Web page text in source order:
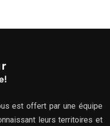
est offert par une équipe
leurs territoires et